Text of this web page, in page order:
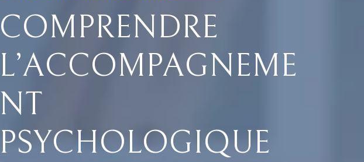
COMPRENDRE
L’ACCOMPAGNEME
NT
PSYCHOLOGIQUE